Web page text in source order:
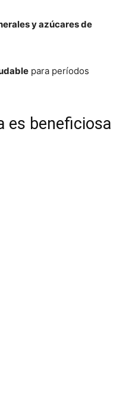
y azúcares de
para períodos
es beneficiosa